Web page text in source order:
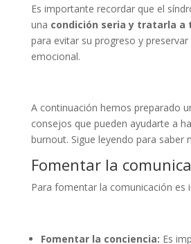
Es importante recordar que el
una condición seria y tratarla a
para evitar su progreso y
emocional.
A continuación hemos preparado
consejos que pueden ayudarte a
burnout. Sigue leyendo para saber
Fomentar la
Para fomentar la comunicación es
Fomentar la conciencia: Es